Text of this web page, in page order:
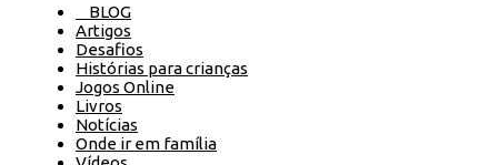
BLOG
Artigos
Desafios
Histórias para crianças
Jogos Online
Livros
Notícias
Onde ir em família